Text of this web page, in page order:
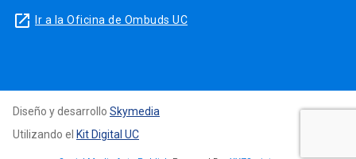
launch Ir a la Oficina de Ombuds UC
Diseño y desarrollo Skymedia
Utilizando el Kit Digital UC